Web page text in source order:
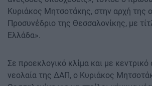
Κυριάκος Μητσοτάκης, στην αρχή της
Προσυνέδριο της Θεσσαλονίκης, με
Ελλάδα».
Σε προεκλογικό κλίμα και με κεντρικό
νεολαία της ΔΑΠ, ο Κυριάκος